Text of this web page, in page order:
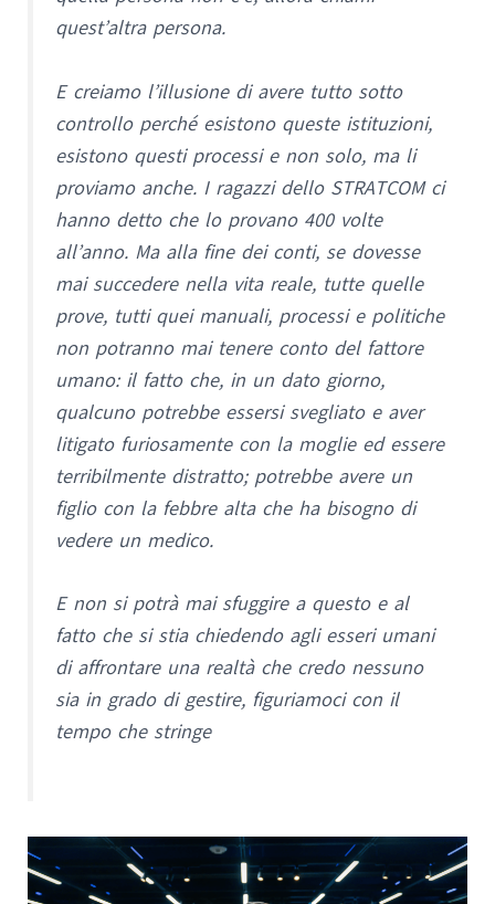
quest’altra persona.
E creiamo l’illusione di avere tutto sotto
controllo perché esistono queste istituzioni,
esistono questi processi e non solo, ma li
proviamo anche. I ragazzi dello STRATCOM ci
hanno detto che lo provano 400 volte
all’anno. Ma alla fine dei conti, se dovesse
mai succedere nella vita reale, tutte quelle
prove, tutti quei manuali, processi e politiche
non potranno mai tenere conto del fattore
umano: il fatto che, in un dato giorno,
qualcuno potrebbe essersi svegliato e aver
litigato furiosamente con la moglie ed essere
terribilmente distratto; potrebbe avere un
figlio con la febbre alta che ha bisogno di
vedere un medico.
E non si potrà mai sfuggire a questo e al
fatto che si stia chiedendo agli esseri umani
di affrontare una realtà che credo nessuno
sia in grado di gestire, figuriamoci con il
tempo che stringe